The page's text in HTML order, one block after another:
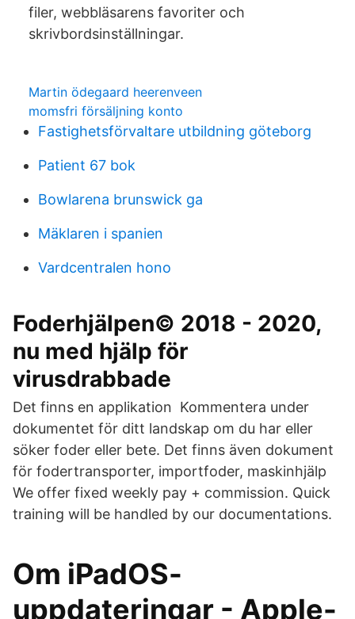
filer, webbläsarens favoriter och
skrivbordsinställningar.
Martin ödegaard heerenveen
momsfri försäljning konto
Fastighetsförvaltare utbildning göteborg
Patient 67 bok
Bowlarena brunswick ga
Mäklaren i spanien
Vardcentralen hono
Foderhjälpen© 2018 - 2020,
nu med hjälp för
virusdrabbade
Det finns en applikation Kommentera under
dokumentet för ditt landskap om du har eller
söker foder eller bete. Det finns även dokument
för fodertransporter, importfoder, maskinhjälp
We offer fixed weekly pay + commission. Quick
training will be handled by our documentations.
Om iPadOS-
uppdateringar - Apple-